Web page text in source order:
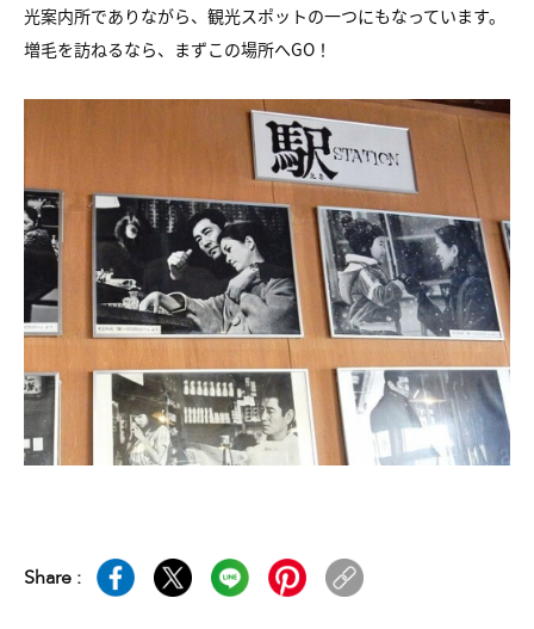
光案内所でありながら、観光スポットの一つにもなっています。
増毛を訪ねるなら、まずこの場所へGO！
Share :